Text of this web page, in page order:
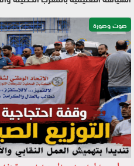
صوت وصورة